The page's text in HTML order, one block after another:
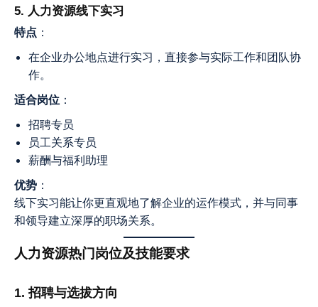
5. 人力资源线下实习
特点 ：
在企业办公地点进行实习，直接参与实际工作和团队协
作。
适合岗位 ：
招聘专员
员工关系专员
薪酬与福利助理
优势 ：
线下实习能让你更直观地了解企业的运作模式，并与同事
和领导建立深厚的职场关系。
人力资源热门岗位及技能要求
1. 招聘与选拔方向